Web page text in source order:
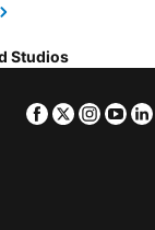
Studios
Facebook
Twitter